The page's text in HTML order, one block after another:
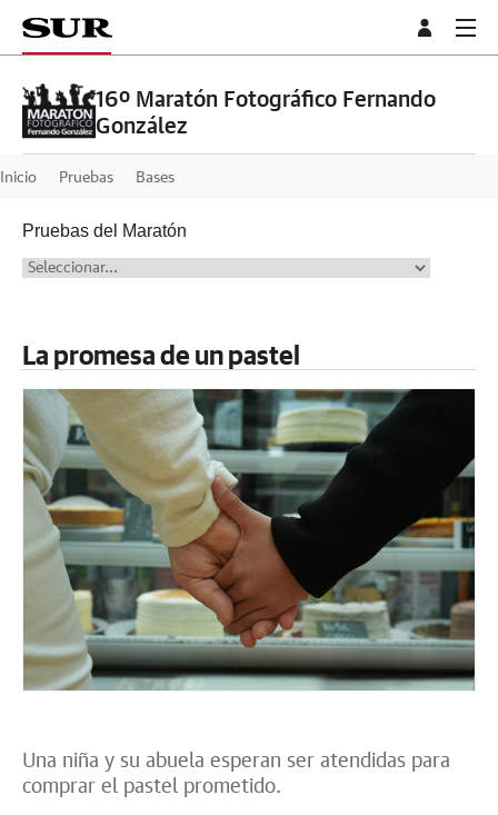
16º Maratón Fotográfico Fernando
González
Inicio Pruebas Bases
Pruebas del Maratón
La promesa de un pastel
Una niña y su abuela esperan ser atendidas para
comprar el pastel prometido.